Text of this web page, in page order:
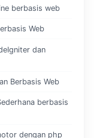
berbasis web
Web
dan
Berbasis Web
berbasis
dengan php